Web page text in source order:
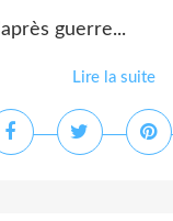
guerre...
Lire la suite